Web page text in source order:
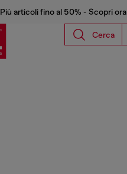
Più articoli fino al 50% - Scopri ora
Cerca